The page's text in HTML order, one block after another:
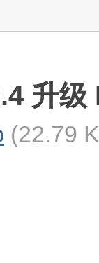
升级
(22.79